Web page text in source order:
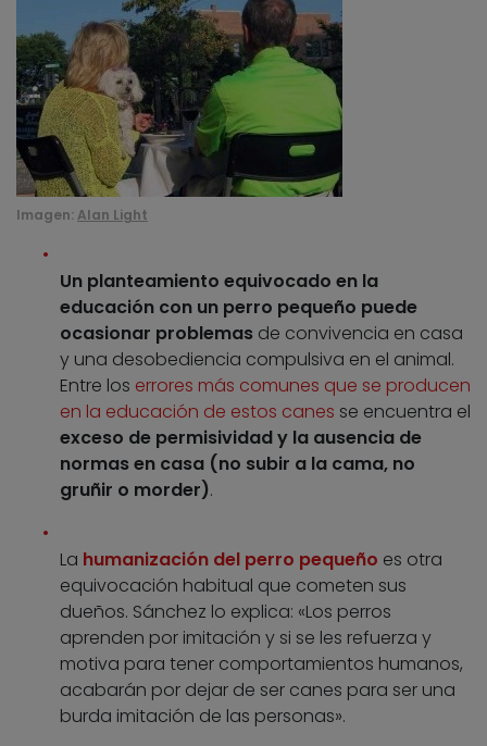
Imagen: Alan Light
Un planteamiento equivocado en la
educación con un perro pequeño puede
ocasionar problemas de convivencia en casa
y una desobediencia compulsiva en el animal.
Entre los errores más comunes que se producen
en la educación de estos canes se encuentra el
exceso de permisividad y la ausencia de
normas en casa (no subir a la cama, no
gruñir o morder).
La humanización del perro pequeño es otra
equivocación habitual que cometen sus
dueños. Sánchez lo explica: «Los perros
aprenden por imitación y si se les refuerza y
motiva para tener comportamientos humanos,
acabarán por dejar de ser canes para ser una
burda imitación de las personas».